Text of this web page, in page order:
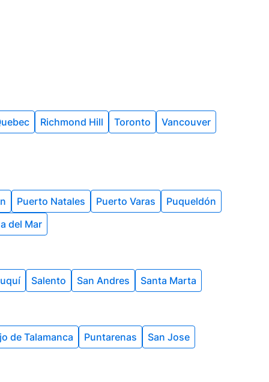
Richmond Hill Toronto
Vancouver
Puerto Natales Puerto Varas
Puqueldón
del Mar
Salento San Andres Santa Marta
de Talamanca Puntarenas
San Jose